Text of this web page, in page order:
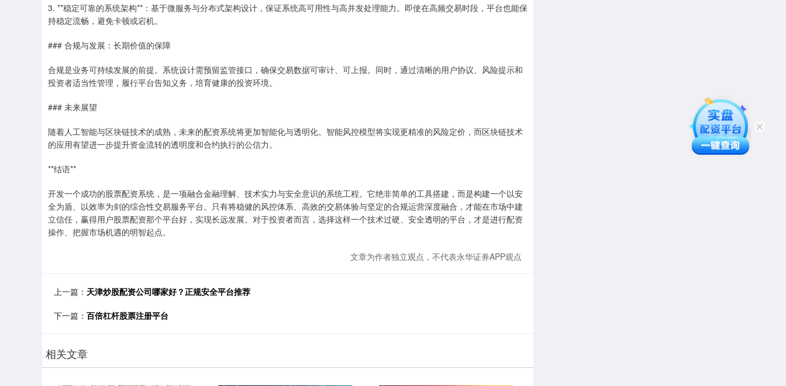
3. **稳定可靠的系统架构**：基于微服务与分布式架构设计，保证系统高可用性与高并发处理能力。即使在高频交易时段，平台也能保
持稳定流畅，避免卡顿或宕机。
### 合规与发展：长期价值的保障
合规是业务可持续发展的前提。系统设计需预留监管接口，确保交易数据可审计、可上报。同时，通过清晰的用户协议、风险提示和
投资者适当性管理，履行平台告知义务，培育健康的投资环境。
### 未来展望
随着人工智能与区块链技术的成熟，未来的配资系统将更加智能化与透明化。智能风控模型将实现更精准的风险定价，而区块链技术
的应用有望进一步提升资金流转的透明度和合约执行的公信力。
**结语**
开发一个成功的股票配资系统，是一项融合金融理解、技术实力与安全意识的系统工程。它绝非简单的工具搭建，而是构建一个以安
全为盾、以效率为剑的综合性交易服务平台。只有将稳健的风控体系、高效的交易体验与坚定的合规运营深度融合，才能在市场中建
立信任，赢得用户股票配资那个平台好，实现长远发展。对于投资者而言，选择这样一个技术过硬、安全透明的平台，才是进行配资
操作、把握市场机遇的明智起点。
文章为作者独立观点，不代表永华证券APP观点
上一篇： 天津炒股配资公司哪家好？正规安全平台推荐
下一篇： 百倍杠杆股票注册平台
相关文章